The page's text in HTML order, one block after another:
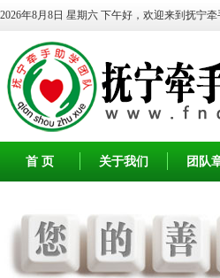
2026年8月8日 星期六 下午好，欢迎来到抚宁牵
首 页 关于我们 团队